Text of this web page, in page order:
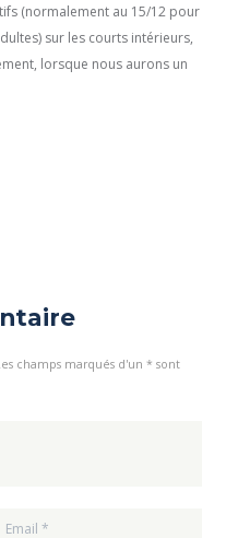
(normalement au 15/12 pour
sur les courts intérieurs,
lorsque nous aurons un
champs marqués d'un * sont